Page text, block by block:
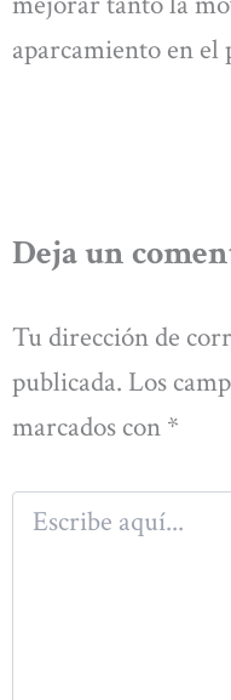
aparcamiento en el
Deja un
Tu dirección de
publicada. Los
marcados con *
aquí...